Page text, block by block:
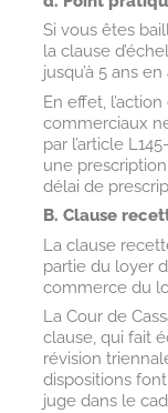
Si vous êtes
la clause
jusqu’à 5 ans en
En effet,
commerciaux
par l’article
une
délai de
B. Clause
La clause
partie du loyer
commerce du
La Cour de
clause, qui fait
révision
dispositions
juge dans le